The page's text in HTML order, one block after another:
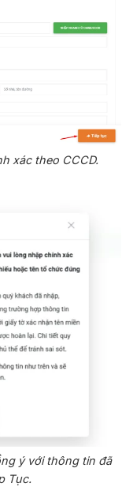
xác theo CCCD.
ý với thông tin đã
Tục.